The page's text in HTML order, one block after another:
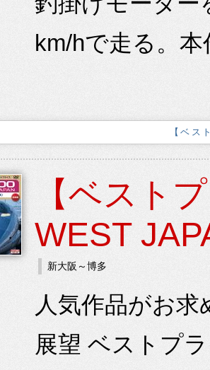
km/hで走る。
【ベス
【ベスト
WEST
新大阪～博多
人気作品がお
展望 ベストプ